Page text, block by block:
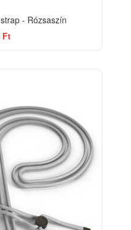
- Rózsaszín
Ft